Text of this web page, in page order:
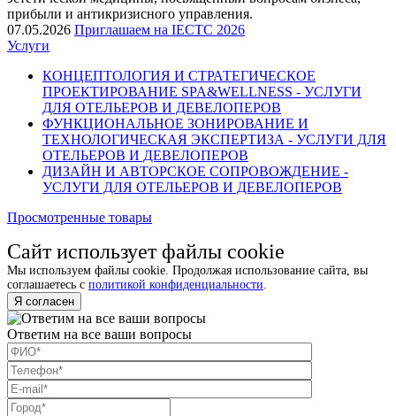
прибыли и антикризисного управления.
07.05.2026 Приглашаем на IECTC 2026
Услуги
КОНЦЕПТОЛОГИЯ И СТРАТЕГИЧЕСКОЕ
ПРОЕКТИРОВАНИЕ SPA&WELLNESS - УСЛУГИ
ДЛЯ ОТЕЛЬЕРОВ И ДЕВЕЛОПЕРОВ
ФУНКЦИОНАЛЬНОЕ ЗОНИРОВАНИЕ И
ТЕХНОЛОГИЧЕСКАЯ ЭКСПЕРТИЗА - УСЛУГИ ДЛЯ
ОТЕЛЬЕРОВ И ДЕВЕЛОПЕРОВ
ДИЗАЙН И АВТОРСКОЕ СОПРОВОЖДЕНИЕ -
УСЛУГИ ДЛЯ ОТЕЛЬЕРОВ И ДЕВЕЛОПЕРОВ
Просмотренные товары
Сайт использует файлы cookie
Мы используем файлы cookie. Продолжая использование сайта, вы
соглашаетесь с политикой конфиденциальности
Я согласен
Ответим на все ваши вопросы